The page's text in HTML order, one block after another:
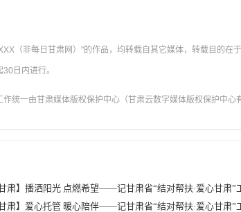
（非每日甘肃网）"的作品，均转载自其它媒体，转载目的
日内进行。
统一由甘肃媒体版权保护中心（甘肃云数字媒体版权保护中心
甘肃】播洒阳光 点燃希望——记甘肃省“结对帮扶·爱心甘肃”
肃】爱心托管 暖心陪伴——记甘肃省“结对帮扶·爱心甘肃